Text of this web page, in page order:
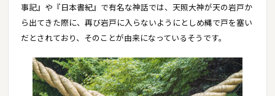
事記』や『日本書紀』で有名な神話では、天照大神が天の岩戸か
ら出てきた際に、再び岩戸に入らないようにとしめ縄で戸を塞い
だとされており、そのことが由来になっているそうです。